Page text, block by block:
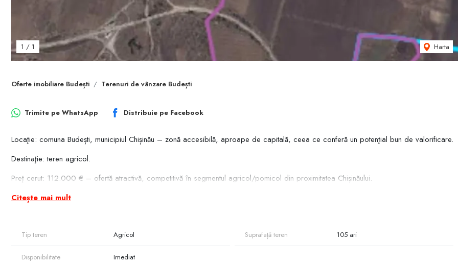
1 / 1 Harta
Oferte imobiliare Budești Terenuri de vânzare Budești
Trimite pe WhatsApp Distribuie pe Facebook
Locaţie: comuna Budești, municipiul Chișinău – zonă accesibilă, aproape de capitală, ceea ce conferă un potenţial bun de valorificare.
Destinaţie: teren agricol.
Preţ cerut: 112.000 € – ofertă atractivă, competitivă în segmentul agricol/pomicol din proximitatea Chișinăului.
Citește mai mult
Tip teren Agricol Suprafață teren 105 ari
Disponibilitate Imediat